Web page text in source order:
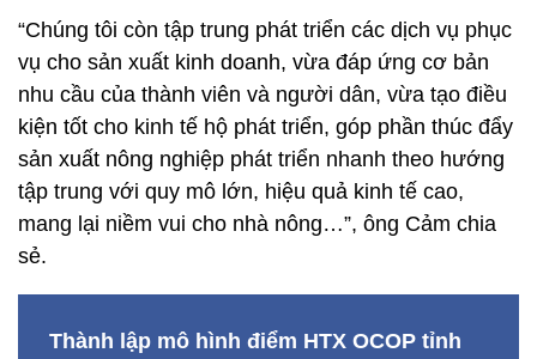
“Chúng tôi còn tập trung phát triển các dịch vụ phục
vụ cho sản xuất kinh doanh, vừa đáp ứng cơ bản
nhu cầu của thành viên và người dân, vừa tạo điều
kiện tốt cho kinh tế hộ phát triển, góp phần thúc đẩy
sản xuất nông nghiệp phát triển nhanh theo hướng
tập trung với quy mô lớn, hiệu quả kinh tế cao,
mang lại niềm vui cho nhà nông…”, ông Cảm chia
sẻ.
Thành lập mô hình điểm HTX OCOP tỉnh